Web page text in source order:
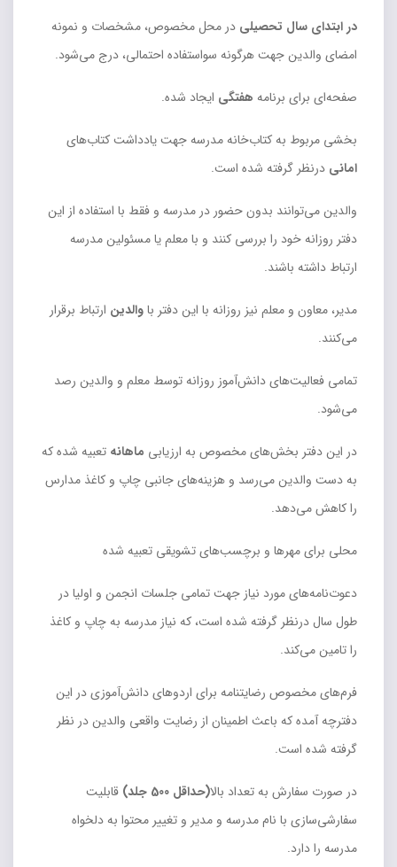
در ابتدای سال تحصیلی در محل مخصوص، مشخصات و نمونه
امضای والدین جهت هرگونه سواستفاده احتمالی، درج می‌شود.
صفحه‌ای برای برنامه هفتگی ایجاد شده.
بخشی مربوط به کتاب‌خانه مدرسه جهت یادداشت کتاب‌های
امانی درنظر گرفته شده است.
والدین می‌توانند بدون حضور در مدرسه و فقط با استفاده از این
دفتر روزانه خود را بررسی کنند و با معلم یا مسئولین مدرسه
ارتباط داشته باشند.
مدیر، معاون و معلم نیز روزانه با این دفتر باوالدین ارتباط برقرار
می‌کنند.
تمامی فعالیت‌های دانش‌آموز روزانه توسط معلم و والدین رصد
می‌شود.
در این دفتر بخش‌های مخصوص به ارزیابی ماهانه تعبیه شده که
به دست والدین می‌رسد و هزینه‌های جانبی چاپ و کاغذ مدارس
را کاهش می‌دهد.
محلی برای مهر‌ها و برچسب‌های تشویقی تعبیه شده
دعوت‌نامه‌های مورد نیاز جهت تمامی جلسات انجمن و اولیا در
طول سال درنظر گرفته شده است، که نیاز مدرسه به چاپ و کاغذ
را تامین می‌کند.
فرم‌های مخصوص رضایتنامه برای اردوهای دانش‌آموزی در این
دفترچه آمده که باعث اطمینان از رضایت واقعی والدین در نظر
گرفته شده است.
در صورت سفارش به تعداد بالا(حداقل 500 جلد)
قابلیت
سفارشی‌سازی با نام مدرسه و مدیر و تغییر محتوا به دلخواه
مدرسه را دارد.